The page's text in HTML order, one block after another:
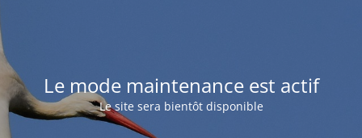
Le mode maintenance est actif
Le site sera bientôt disponible